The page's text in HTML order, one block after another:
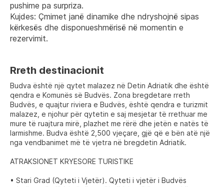
pushime pa surpriza.
Kujdes: Çmimet janë dinamike dhe ndryshojnë sipas
kërkesës dhe disponueshmërisë në momentin e
rezervimit.
Rreth destinacionit
Budva është një qytet malazez në Detin Adriatik dhe është
qendra e Komunës së Budvës. Zona bregdetare rreth
Budvës, e quajtur riviera e Budvës, është qendra e turizmit
malazez, e njohur për qytetin e saj mesjetar të rrethuar me
mure të ruajtura mirë, plazhet me rërë dhe jetën e natës të
larmishme. Budva është 2,500 vjeçare, gjë që e bën atë një
nga vendbanimet më të vjetra në bregdetin Adriatik.
ATRAKSIONET KRYESORE TURISTIKE
• Stari Grad (Qyteti i Vjetër). Qyteti i vjetër i Budvës